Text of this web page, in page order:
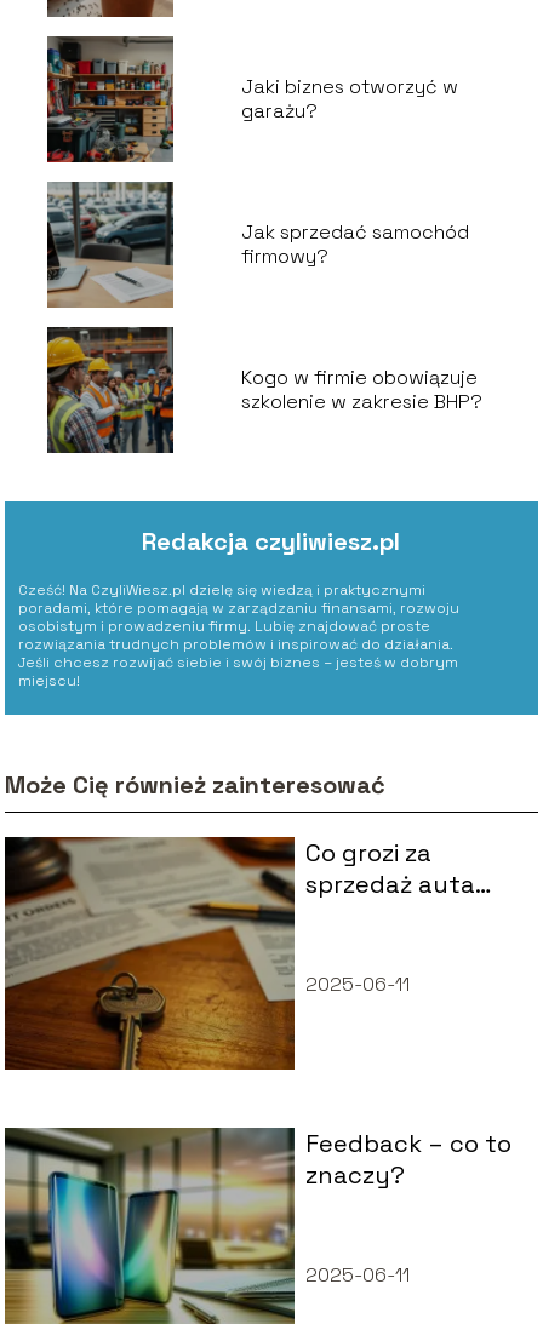
Jaki biznes otworzyć w
garażu?
Jak sprzedać samochód
firmowy?
Kogo w firmie obowiązuje
szkolenie w zakresie BHP?
Redakcja czyliwiesz.pl
Cześć! Na CzyliWiesz.pl dzielę się wiedzą i praktycznymi
poradami, które pomagają w zarządzaniu finansami, rozwoju
osobistym i prowadzeniu firmy. Lubię znajdować proste
rozwiązania trudnych problemów i inspirować do działania.
Jeśli chcesz rozwijać siebie i swój biznes – jesteś w dobrym
miejscu!
Może Cię również zainteresować
Co grozi za
sprzedaż auta
2025-06-11
Feedback – co to
znaczy?
2025-06-11